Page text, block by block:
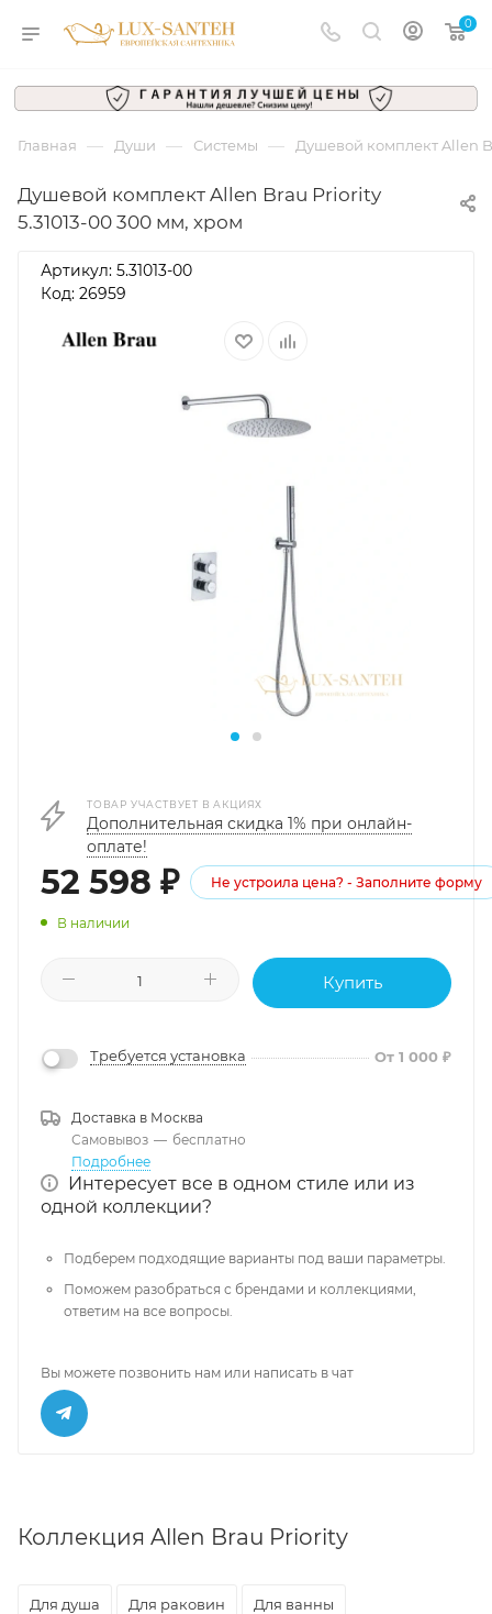
0
Главная — Души — Системы — Душевой комплект Allen
Душевой комплект Allen Brau Priority
5.31013-00 300 мм, хром
Артикул: 5.31013-00
Код: 26959
ТОВАР УЧАСТВУЕТ В АКЦИЯХ
Дополнительная скидка 1% при онлайн-
оплате!
52 598 ₽ Не устроила цена? - Заполните форму
В наличии
Купить
Требуется установка От 1 000 ₽
Доставка в Москва
Самовывоз — бесплатно
Подробнее
Интересует все в одном стиле или из
одной коллекции?
Подберем подходящие варианты под ваши параметры.
Поможем разобраться с брендами и коллекциями,
ответим на все вопросы.
Вы можете позвонить нам или написать в чат
Коллекция Allen Brau Priority
Для душа Для раковин Для ванны